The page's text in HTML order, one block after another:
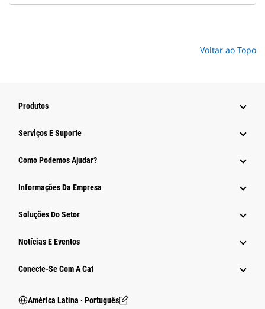
Voltar ao Topo
Produtos
Serviços E Suporte
Como Podemos Ajudar?
Informações Da Empresa
Soluções Do Setor
Notícias E Eventos
Conecte-Se Com A Cat
América Latina ‧ Português